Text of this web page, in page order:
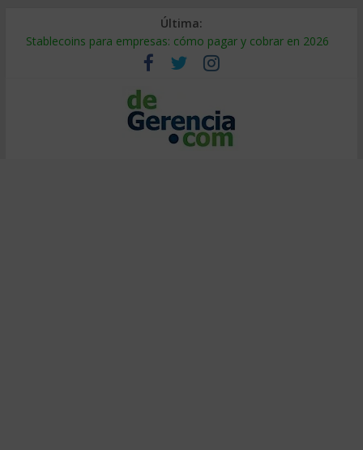
Última:
Stablecoins para empresas: cómo pagar y cobrar en 2026
Despido silencioso: qué es y por qué sale tan caro
IA en selección de personal: cómo auditarla a tiempo
Trabajo forzoso en la cadena de suministro: qué hacer
Mercado hispano de EE. UU.: cómo segmentarlo y venderle